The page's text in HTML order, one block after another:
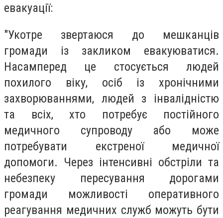
евакуації:
"Укотре звертаюся до мешканців
громади із закликом евакуюватися.
Насамперед це стосується людей
похилого віку, осіб із хронічними
захворюваннями, людей з інвалідністю
та всіх, хто потребує постійного
медичного супроводу або може
потребувати екстреної медичної
допомоги. Через інтенсивні обстріли та
небезпеку пересування дорогами
громади можливості оперативного
реагування медичних служб можуть бути